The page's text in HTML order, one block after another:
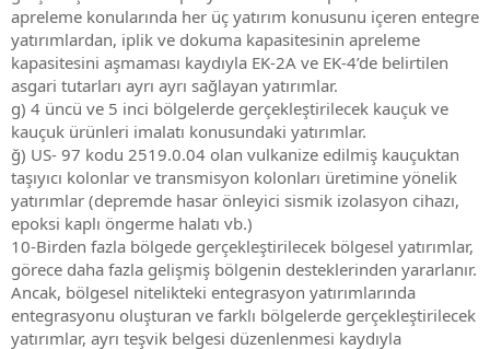
apreleme konularında her üç yatırım konusunu içeren entegre
yatırımlardan, iplik ve dokuma kapasitesinin apreleme
kapasitesini aşmaması kaydıyla EK-2A ve EK-4’de belirtilen
asgari tutarları ayrı ayrı sağlayan yatırımlar.
g) 4 üncü ve 5 inci bölgelerde gerçekleştirilecek kauçuk ve
kauçuk ürünleri imalatı konusundaki yatırımlar.
ğ) US- 97 kodu 2519.0.04 olan vulkanize edilmiş kauçuktan
taşıyıcı kolonlar ve transmisyon kolonları üretimine yönelik
yatırımlar (depremde hasar önleyici sismik izolasyon cihazı,
epoksi kaplı öngerme halatı vb.)
10-Birden fazla bölgede gerçekleştirilecek bölgesel yatırımlar,
görece daha fazla gelişmiş bölgenin desteklerinden yararlanır.
Ancak, bölgesel nitelikteki entegrasyon yatırımlarında
entegrasyonu oluşturan ve farklı bölgelerde gerçekleştirilecek
yatırımlar, ayrı teşvik belgesi düzenlenmesi kaydıyla